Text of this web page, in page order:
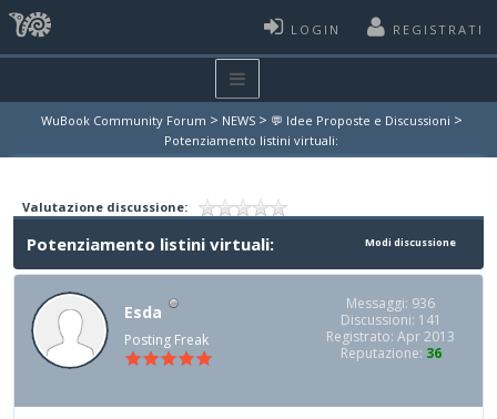
LOGIN REGISTRATI
WuBook Community Forum > NEWS > 💬 Idee Proposte e Discussioni >
Potenziamento listini virtuali:
Valutazione discussione:
Modi discussione
Potenziamento listini virtuali:
Esda
Posting Freak
Messaggi: 936
Discussioni: 141
Registrato: Apr 2013
Reputazione: 36